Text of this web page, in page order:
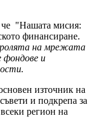
че "Нашата мисия:
финансиране.
на мрежата
и
източник на
и подкрепа за
регион на